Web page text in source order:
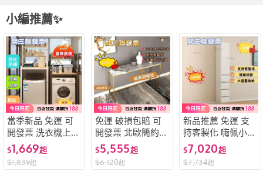
小編推薦✨
當季新品 免運 可
開發票 洗衣機上方
架子置物架落地滾
筒渦輪翻蓋波輪衛
生間陽臺儲物收納
$1,669起
$1,839起
免運 破損包賠 可
開發票 北歐簡約現
代大理石玄關桌輕
奢鐵藝玄關臺條幾
條案長條玄關櫃靠
$5,555起
$6,120起
新品推薦 免運 支
持客製化 嗨佩小匠
餐邊櫃小尺寸靠墻
儲物櫃雙層超窄廚
房夾縫櫃極窄客廳
$7,020起
$7,734起